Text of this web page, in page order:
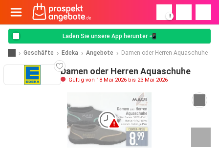
!
Laden Sie unsere App herunter 📲
Geschäfte Edeka Angebote Damen oder Herren Aquaschuhe
Damen oder Herren Aquaschuhe
Gültig von 18 Mai 2026 bis 23 Mai 2026